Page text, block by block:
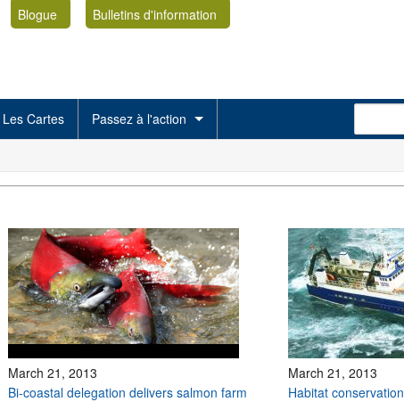
Blogue
Bulletins d'information
Les Cartes Passez à l'action
March 21, 2013
Bi-coastal delegation delivers salmon farm
March 21, 2013
Habitat